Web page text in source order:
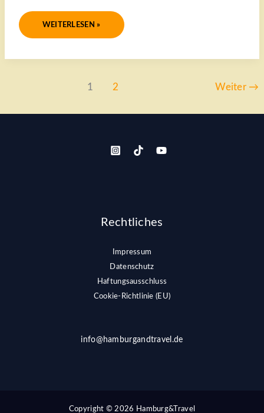
WEITERLESEN »
1 2 Weiter →
Rechtliches
Impressum
Datenschutz
Haftungsausschluss
Cookie-Richtlinie (EU)
info@hamburgandtravel.de
Copyright © 2026 Hamburg&Travel